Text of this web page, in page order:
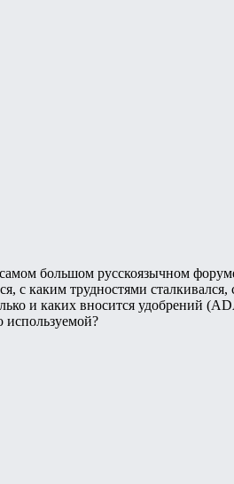
большом русскоязычном
с каким трудностями
и каких вносится удобрений
используемой?